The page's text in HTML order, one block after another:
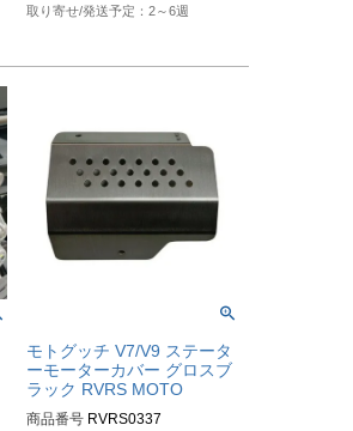
2～6週
モトグッチ V7/V9 ステータ
ーモーターカバー グロスブ
ラック RVRS MOTO
商品番号 RVRS0337